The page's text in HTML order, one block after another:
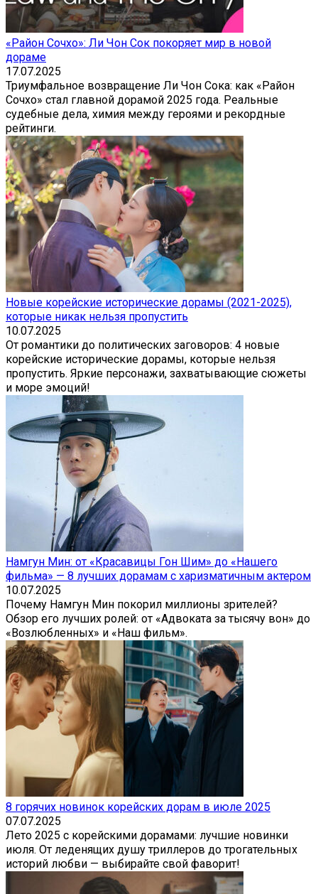
«Район Сочхо»: Ли Чон Сок покоряет мир в новой
дораме
17.07.2025
Триумфальное возвращение Ли Чон Сока: как «Район
Сочхо» стал главной дорамой 2025 года. Реальные
судебные дела, химия между героями и рекордные
рейтинги.
Новые корейские исторические дорамы (2021-2025),
которые никак нельзя пропустить
10.07.2025
От романтики до политических заговоров: 4 новые
корейские исторические дорамы, которые нельзя
пропустить. Яркие персонажи, захватывающие сюжеты
и море эмоций!
Намгун Мин: от «Красавицы Гон Шим» до «Нашего
фильма» — 8 лучших дорамам с харизматичным актером
10.07.2025
Почему Намгун Мин покорил миллионы зрителей?
Обзор его лучших ролей: от «Адвоката за тысячу вон» до
«Возлюбленных» и «Наш фильм».
8 горячих новинок корейских дорам в июле 2025
07.07.2025
Лето 2025 с корейскими дорамами: лучшие новинки
июля. От леденящих душу триллеров до трогательных
историй любви — выбирайте свой фаворит!